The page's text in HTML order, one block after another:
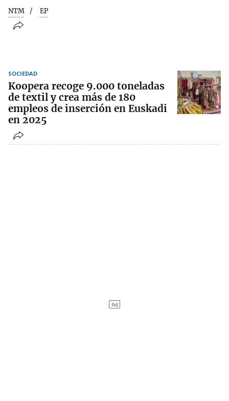
NTM EP
SOCIEDAD
Koopera recoge 9.000 toneladas
de textil y crea más de 180
empleos de inserción en Euskadi
en 2025